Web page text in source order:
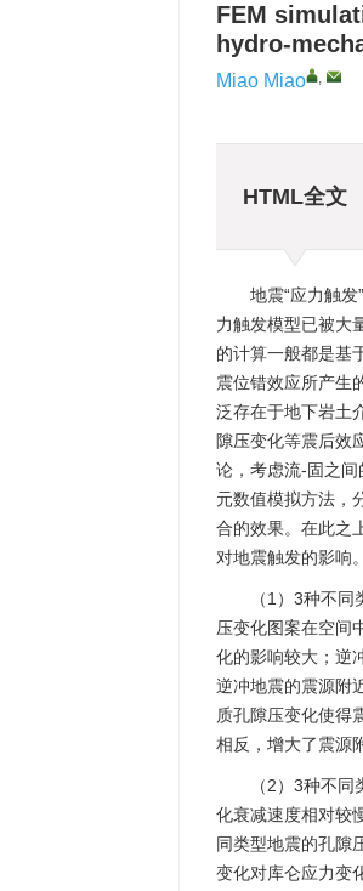
FEM
hydro-
Miao Miao ,
HTML全文
地震“应力触
力触发模型已被大
的计算一般都是基
震位错效应所产生
泛存在于地下岩土
隙压变化等震后效
论，考虑流-固之
元数值模拟方法，
合的效果。在此之
对地震触发的影响
（1）3种不
压变化图案在空间
化的影响较大；逆
逆冲地震的震源附
质孔隙压变化使得
相反，增大了震源
（2）3种不
化衰减速度相对较
同类型地震的孔隙
变化对库仑应力变